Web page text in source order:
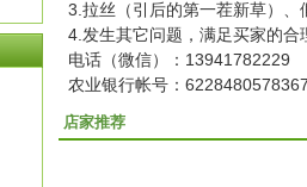
3.拉丝（引后的第一茬新草）、
4.发生其它问题，满足买家的合
电话（微信）：13941782229
农业银行帐号：
店家推荐